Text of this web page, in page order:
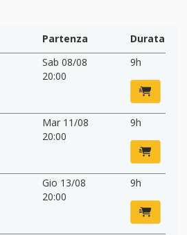
Partenza
Durata
Sab 08/08
20:00
9h
Mar 11/08
20:00
9h
Gio 13/08
20:00
9h